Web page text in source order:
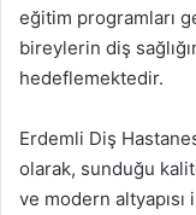
eğitim programları
bireylerin diş
hedeflemektedir.
Erdemli Diş
olarak, sunduğu
ve modern altyapısı